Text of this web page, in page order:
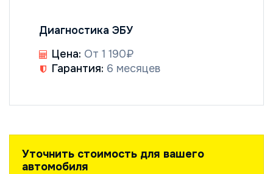
Диагностика ЭБУ
Цена: От 1 190₽
Гарантия: 6 месяцев
Уточнить стоимость для вашего
автомобиля